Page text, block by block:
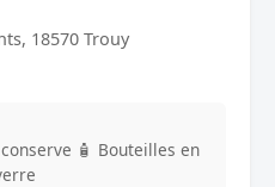
18570 Trouy
🧴 Bouteilles en